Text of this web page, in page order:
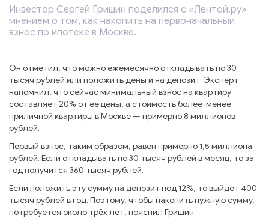
Инвестор Сергей Гришин поделился с «Лентой.ру»
мнением о том, как накопить на первоначальный
взнос по ипотеке в Москве.
Он отметил, что можно ежемесячно откладывать по 30
тысяч рублей или положить деньги на депозит. Эксперт
напомнил, что сейчас минимальный взнос на квартиру
составляет 20% от её цены, а стоимость более-менее
приличной квартиры в Москве — примерно 8 миллионов
рублей.
Первый взнос, таким образом, равен примерно 1,5 миллиона
рублей. Если откладывать по 30 тысяч рублей в месяц, то за
год получится 360 тысяч рублей.
Если положить эту сумму на депозит под 12%, то выйдет 400
тысяч рублей в год. Поэтому, чтобы накопить нужную сумму,
потребуется около трёх лет, пояснил Гришин.